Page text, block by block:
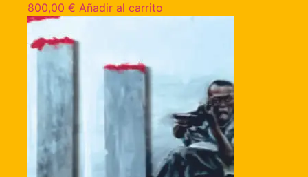
800,00 € Añadir al carrito